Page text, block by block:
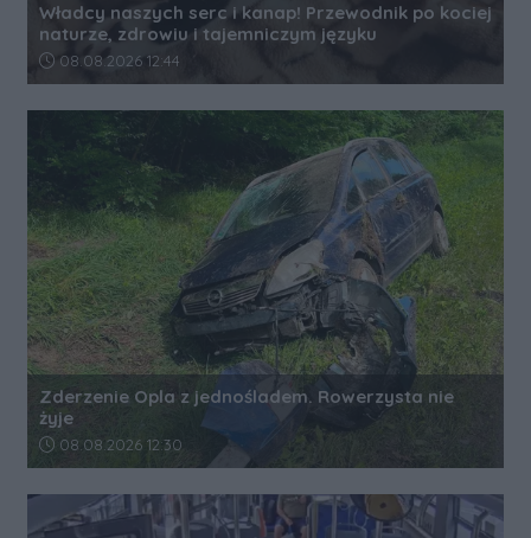
Władcy naszych serc i kanap! Przewodnik po kociej
naturze, zdrowiu i tajemniczym języku
Data dodania artykułu:
08.08.2026 12:44
Zderzenie Opla z jednośladem. Rowerzysta nie
żyje
Data dodania artykułu:
08.08.2026 12:30